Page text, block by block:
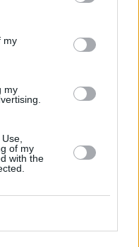
se aplicarán
en este sitio web o
my
my
of my
with the